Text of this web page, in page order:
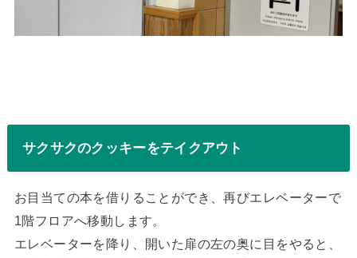
サクサクのクッキーをテイクアウト
お目当ての本を借りることができ、再びエレベーターで
1階フロアへ移動します。
エレベーターを降り、開いた扉の左の奥に目をやると、